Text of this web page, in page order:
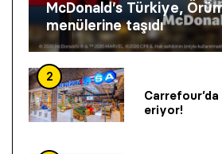
McDonald’s Türkiye,
menülerine taşıdı
2
eriyor!